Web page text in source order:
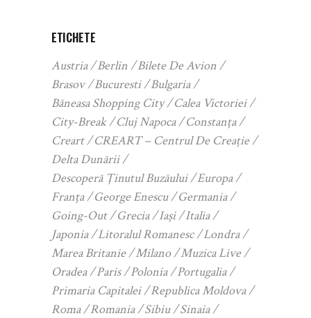
ETICHETE
Austria Berlin
Bilete De Avion
Brasov
Bucuresti
Bulgaria
Băneasa Shopping City
Calea Victoriei
City-Break
Cluj Napoca
Constanța
Creart
CREART – Centrul De Creație
Delta Dunării
Descoperă Ținutul Buzăului
Europa
Franța
George Enescu
Germania
Going-Out
Grecia Iași
Italia
Japonia
Litoralul Romanesc
Londra
Marea Britanie
Milano
Muzica Live
Oradea
Paris Polonia
Portugalia
Primaria Capitalei
Republica Moldova
Roma
Romania Sibiu
Sinaia